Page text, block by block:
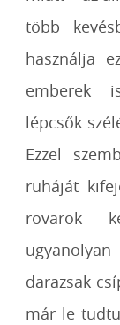
több
használja
emberek
lépcsők
Ezzel
ruháját
rovarok
darazsak
már le